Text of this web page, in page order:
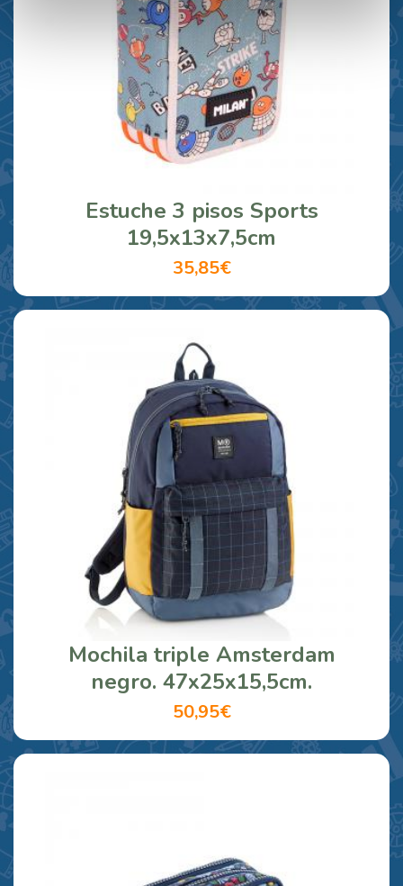
Estuche 3 pisos Sports
19,5x13x7,5cm
35,85€
Mochila triple Amsterdam
negro. 47x25x15,5cm.
50,95€